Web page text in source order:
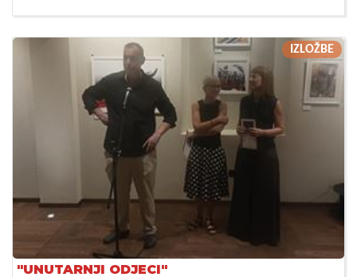
IZLOŽBE
"UNUTARNJI ODJECI"